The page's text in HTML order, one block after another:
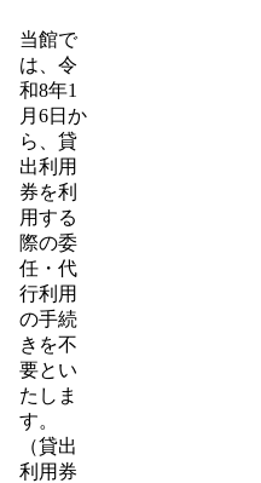
当館で
は、令
和8年1
月6日か
ら、貸
出利用
券を利
用する
際の委
任・代
行利用
の手続
きを不
要とい
たしま
す。
（貸出
利用券